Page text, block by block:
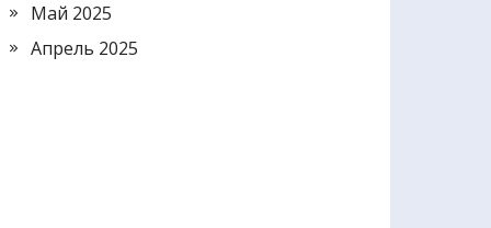
Май 2025
Апрель 2025